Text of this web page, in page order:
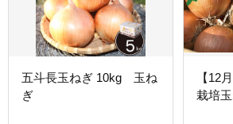
五斗長玉ねぎ 10kg 玉ね
ぎ
【12
栽培